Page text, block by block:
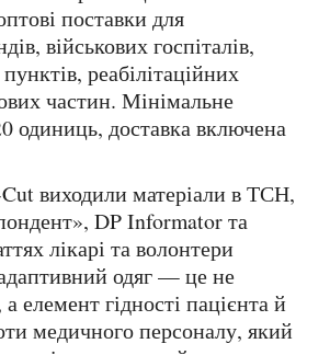
поставки для
військових госпіталів,
реабілітаційних
частин. Мінімальне
одиниць, доставка включена
DP Informator та
лікарі та волонтери
одяг — це не
елемент гідності пацієнта й
медичного персоналу, який